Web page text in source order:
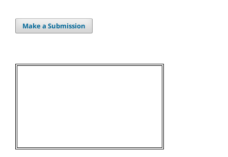
Make a Submission